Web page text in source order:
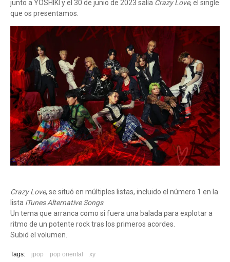
junto a YOSHIKI y el 30 de junio de 2023 salía Crazy Love, el single
que os presentamos.
Crazy Love, se situó en múltiples listas, incluido el número 1 en la
lista iTunes Alternative Songs.
Un tema que arranca como si fuera una balada para explotar a
ritmo de un potente rock tras los primeros acordes.
Subid el volumen.
Tags: jpop pop oriental xy